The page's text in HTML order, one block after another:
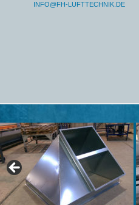
INFO@FH-LUFTTECHNIK.DE